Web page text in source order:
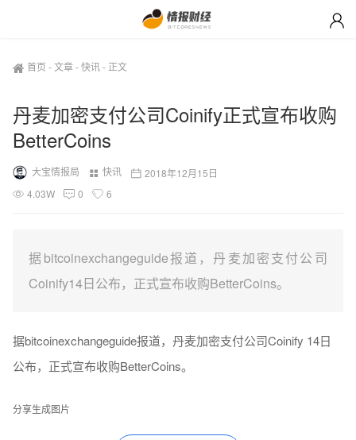
首页 -文章-快讯- 正文
丹麦加密支付公司Coinify正式宣布收购
BetterCoins
大宝情报局 快讯
2018年12月15日
4.03W
0 6
据bitcoinexchangeguide报道，丹麦加密支付公司
Coinify14日公布，正式宣布收购BetterCoins。
据bitcoinexchangeguide报道，丹麦加密支付公司Coinify 14日
公布，正式宣布收购BetterCoins。
分享生成图片